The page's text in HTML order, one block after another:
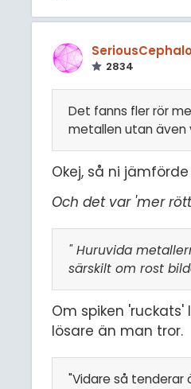
2834
Det fanns fler rör
metallen utan även
Okej, så ni
Och det var 'mer
" Huruvida
särskilt om rost
Om spiken
lösare än man tror.
"Vidare så tenderar